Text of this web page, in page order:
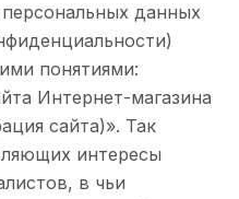
данных
понятиями:
Интернет-магазина
сайта)». Так
интересы
в чьи